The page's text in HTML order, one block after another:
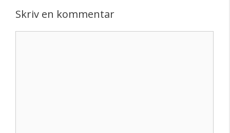
Skriv en kommentar